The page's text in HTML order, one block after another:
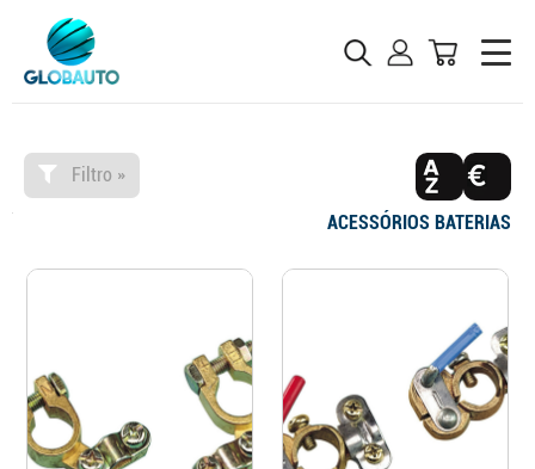
Filtro »
ACESSÓRIOS BATERIAS